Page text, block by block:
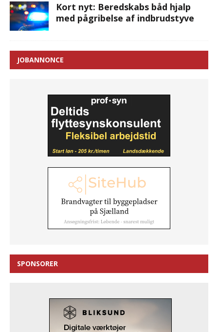
Kort nyt: Beredskabs båd hjalp
med pågribelse af indbrudstyve
JOBANNONCE
SPONSORER